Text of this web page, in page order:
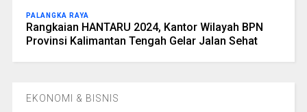
PALANGKA RAYA
Rangkaian HANTARU 2024, Kantor Wilayah BPN
Provinsi Kalimantan Tengah Gelar Jalan Sehat
EKONOMI & BISNIS